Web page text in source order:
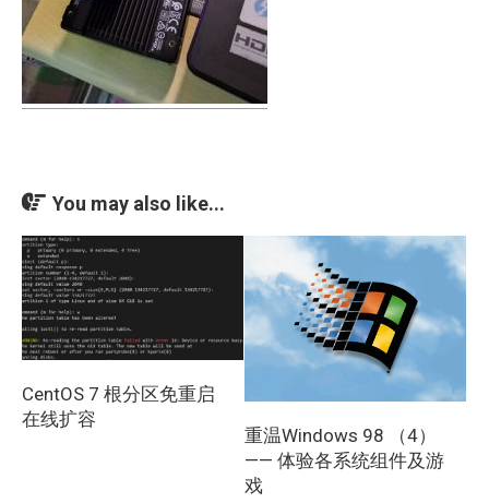
You may also like...
CentOS 7 根分区免重启
在线扩容
重温Windows 98 （4）
—— 体验各系统组件及游
戏